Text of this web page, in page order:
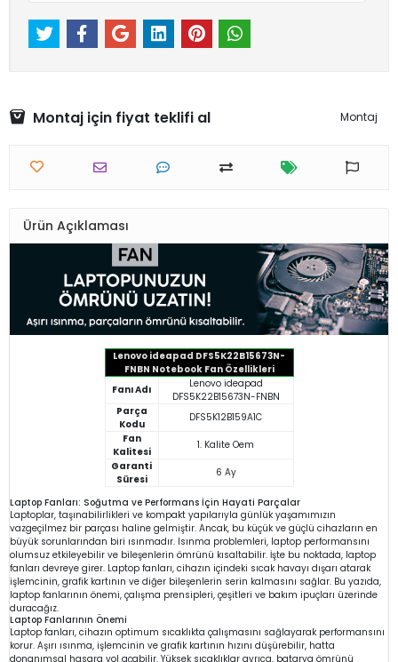
Montaj için fiyat teklifi al Montaj
Ürün Açıklaması
Lenovo ideapad DFS5K22B15673N-
FNBN Notebook Fan Özellikleri
Fanı Adı
Lenovo ideapad
DFS5K22B15673N-FNBN
Parça
Kodu
DFS5K12B159A1C
Fan
Kalitesi
1. Kalite Oem
Garanti
Süresi
6 Ay
Laptop Fanları: Soğutma ve Performans İçin Hayati Parçalar
Laptoplar, taşınabilirlikleri ve kompakt yapılarıyla günlük yaşamımızın
vazgeçilmez bir parçası haline gelmiştir. Ancak, bu küçük ve güçlü cihazların en
büyük sorunlarından biri ısınmadır. Isınma problemleri, laptop performansını
olumsuz etkileyebilir ve bileşenlerin ömrünü kısaltabilir. İşte bu noktada, laptop
fanları devreye girer. Laptop fanları, cihazın içindeki sıcak havayı dışarı atarak
işlemcinin, grafik kartının ve diğer bileşenlerin serin kalmasını sağlar. Bu yazıda,
laptop fanlarının önemi, çalışma prensipleri, çeşitleri ve bakım ipuçları üzerinde
duracağız.
Laptop Fanlarının Önemi
Laptop fanları, cihazın optimum sıcaklıkta çalışmasını sağlayarak performansını
korur. Aşırı ısınma, işlemcinin ve grafik kartının hızını düşürebilir, hatta
donanımsal hasara yol açabilir. Yüksek sıcaklıklar ayrıca, batarya ömrünü